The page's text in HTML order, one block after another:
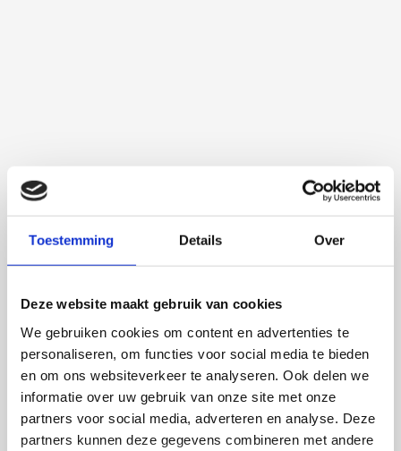
Toestemming Details Over
Deze website maakt gebruik van cookies
We gebruiken cookies om content en advertenties te
personaliseren, om functies voor social media te bieden
en om ons websiteverkeer te analyseren. Ook delen we
informatie over uw gebruik van onze site met onze
partners voor social media, adverteren en analyse. Deze
partners kunnen deze gegevens combineren met andere
Martijn de Roij
2 september 2026